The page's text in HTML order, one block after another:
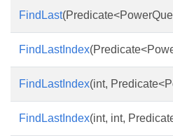
FindLast
FindLastIndex
FindLastIndex(int,
FindLastIndex(int, int,